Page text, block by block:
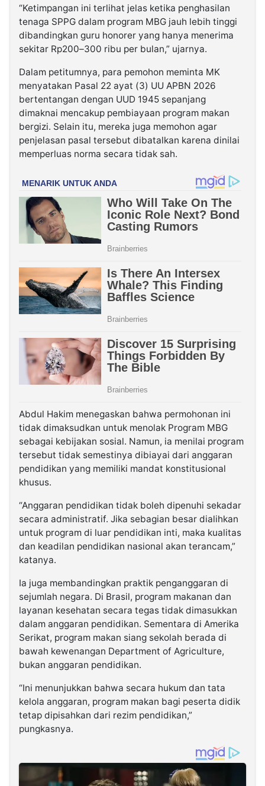
“Ketimpangan ini terlihat jelas ketika penghasilan
tenaga SPPG dalam program MBG jauh lebih tinggi
dibandingkan guru honorer yang hanya menerima
sekitar Rp200–300 ribu per bulan,” ujarnya.
Dalam petitumnya, para pemohon meminta MK
menyatakan Pasal 22 ayat (3) UU APBN 2026
bertentangan dengan UUD 1945 sepanjang
dimaknai mencakup pembiayaan program makan
bergizi. Selain itu, mereka juga memohon agar
penjelasan pasal tersebut dibatalkan karena dinilai
memperluas norma secara tidak sah.
Abdul Hakim menegaskan bahwa permohonan ini
tidak dimaksudkan untuk menolak Program MBG
sebagai kebijakan sosial. Namun, ia menilai program
tersebut tidak semestinya dibiayai dari anggaran
pendidikan yang memiliki mandat konstitusional
khusus.
“Anggaran pendidikan tidak boleh dipenuhi sekadar
secara administratif. Jika sebagian besar dialihkan
untuk program di luar pendidikan inti, maka kualitas
dan keadilan pendidikan nasional akan terancam,”
katanya.
Ia juga membandingkan praktik penganggaran di
sejumlah negara. Di Brasil, program makanan dan
layanan kesehatan secara tegas tidak dimasukkan
dalam anggaran pendidikan. Sementara di Amerika
Serikat, program makan siang sekolah berada di
bawah kewenangan Department of Agriculture,
bukan anggaran pendidikan.
“Ini menunjukkan bahwa secara hukum dan tata
kelola anggaran, program makan bagi peserta didik
tetap dipisahkan dari rezim pendidikan,”
pungkasnya.